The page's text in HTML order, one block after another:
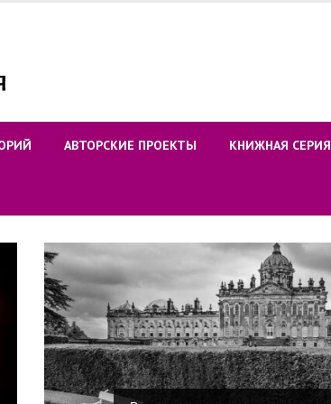
АВТОРСКИЕ ПРОЕКТЫ КНИЖНАЯ СЕРИЯ